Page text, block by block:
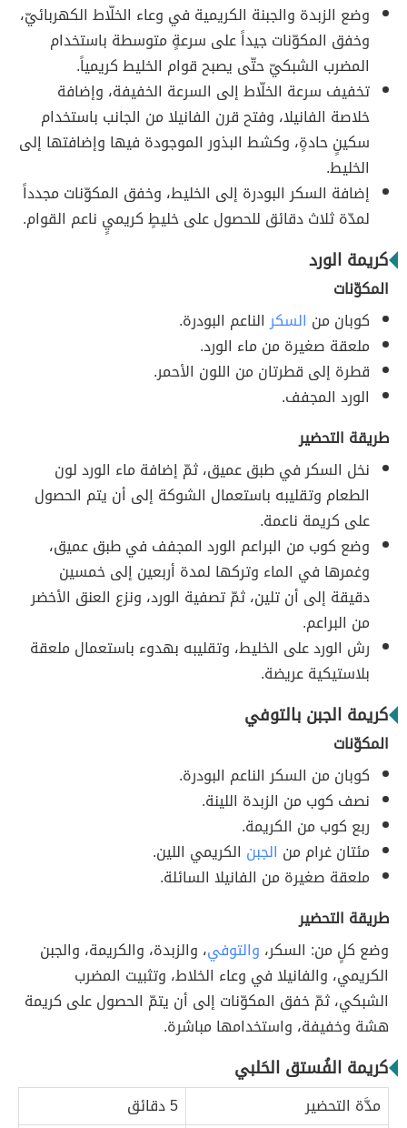
وضع الزبدة والجبنة الكريمية في وعاء الخلّاط الكهربائيّ،
وخفق المكوّنات جيداً على سرعةٍ متوسطة باستخدام
المضرب الشبكيّ حتّى يصبح قوام الخليط كريمياً.
تخفيف سرعة الخلّاط إلى السرعة الخفيفة، وإضافة
خلاصة الفانيلا، وفتح قرن الفانيلا من الجانب باستخدام
سكينٍ حادةٍ، وكشط البذور الموجودة فيها وإضافتها إلى
الخليط.
إضافة السكر البودرة إلى الخليط، وخفق المكوّنات مجدداً
لمدّة ثلاث دقائق للحصول على خليطٍ كريميٍ ناعم القوام.
كريمة الورد
المكوّنات
كوبان من السكرالناعم البودرة.
ملعقة صغيرة من ماء الورد.
قطرة إلى قطرتان من اللون الأحمر.
الورد المجفف.
طريقة التحضير
نخل السكر في طبق عميق، ثمّ إضافة ماء الورد لون
الطعام وتقليبه باستعمال الشوكة إلى أن يتم الحصول
على كريمة ناعمة.
وضع كوب من البراعم الورد المجفف في طبق عميق،
وغمرها في الماء وتركها لمدة أربعين إلى خمسين
دقيقة إلى أن تلين، ثمّ تصفية الورد، ونزع العنق الأخضر
من البراعم.
رش الورد على الخليط، وتقليبه بهدوء باستعمال ملعقة
بلاستيكية عريضة.
كريمة الجبن بالتوفي
المكوّنات
كوبان من السكر الناعم البودرة.
نصف كوب من الزبدة اللينة.
ربع كوب من الكريمة.
مئتان غرام من الجبن الكريمي اللين.
ملعقة صغيرة من الفانيلا السائلة.
طريقة التحضير
وضع كلٍ من: السكر، والتوفي، والزبدة، والكريمة، والجبن
الكريمي، والفانيلا في وعاء الخلاط، وتثبيت المضرب
الشبكي، ثمّ خفق المكوّنات إلى أن يتمّ الحصول على كريمة
هشة وخفيفة، واستخدامها مباشرة.
كريمة الفُستق الحَلبي
مدَّة التحضير
5 دقائق